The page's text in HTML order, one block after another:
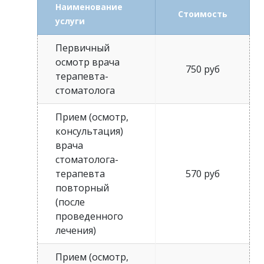
Наименование
услуги
Стоимость
Первичный
осмотр врача
терапевта-
стоматолога
750 руб
Прием (осмотр,
консультация)
врача
стоматолога-
терапевта
повторный
(после
проведенного
лечения)
570 руб
Прием (осмотр,